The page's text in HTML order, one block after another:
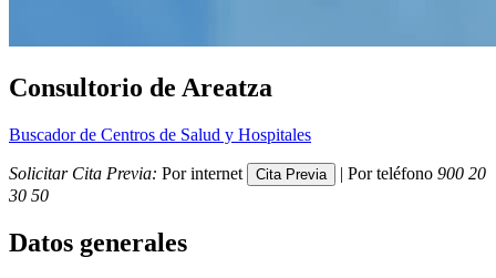
Consultorio de Areatza
Buscador de Centros de Salud y Hospitales
Solicitar Cita Previa: Por internet | Por teléfono 900 20
30 50
Datos generales